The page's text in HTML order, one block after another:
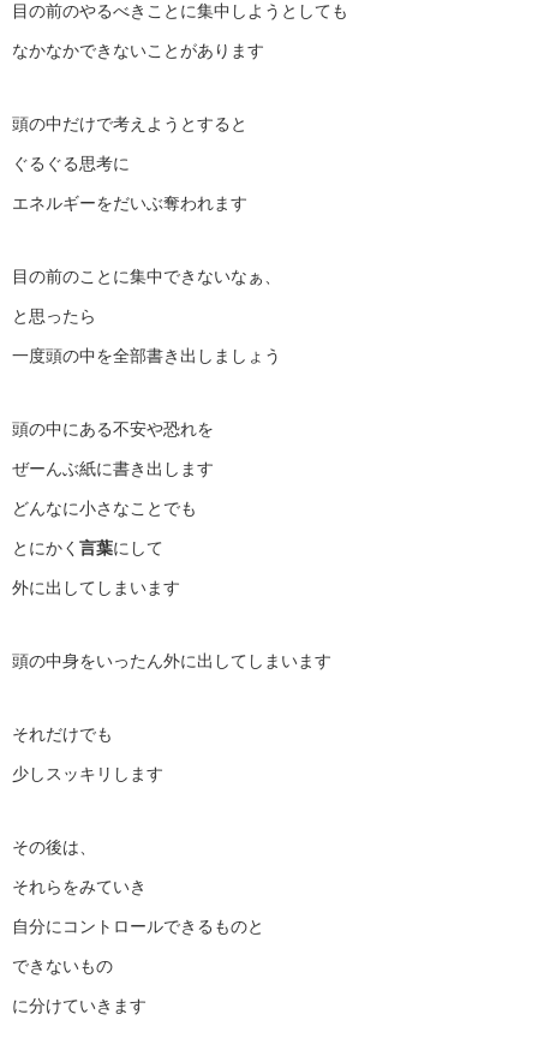
目の前のやるべきことに集中しようとしても
なかなかできないことがあります
頭の中だけで考えようとすると
ぐるぐる思考に
エネルギーをだいぶ奪われます
目の前のことに集中できないなぁ、
と思ったら
一度頭の中を全部書き出しましょう
頭の中にある不安や恐れを
ぜーんぶ紙に書き出します
どんなに小さなことでも
とにかく 言葉にして
外に出してしまいます
頭の中身をいったん外に出してしまいます
それだけでも
少しスッキリします
その後は、
それらをみていき
自分にコントロールできるものと
できないもの
に分けていきます